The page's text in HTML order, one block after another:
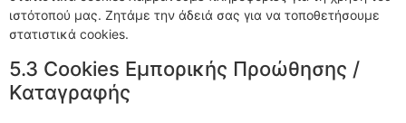
ιστότοπού μας. Ζητάμε την άδειά σας για να τοποθετήσουμε
στατιστικά cookies.
5.3 Cookies Εμπορικής Προώθησης /
Καταγραφής